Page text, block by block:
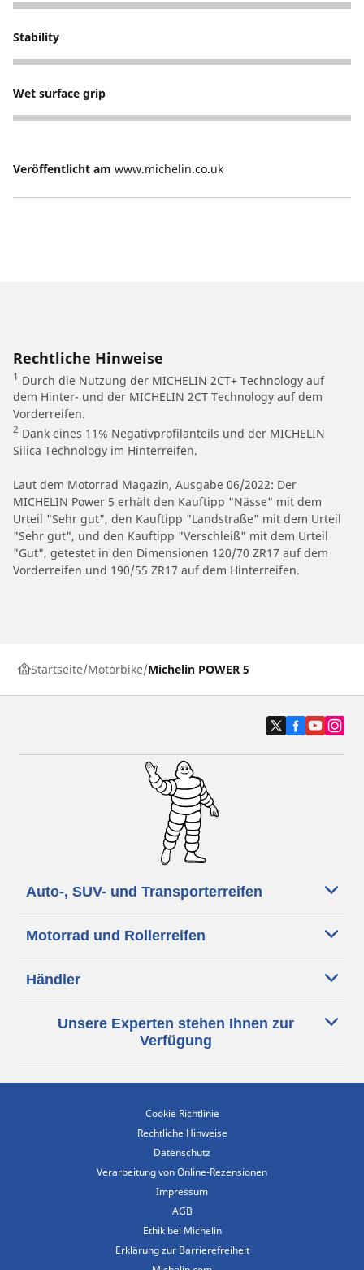
5
Stability
5
Wet surface grip
5
Veröffentlicht am www.michelin.co.uk
Rechtliche Hinweise
1 Durch die Nutzung der MICHELIN 2CT+ Technology auf
dem Hinter- und der MICHELIN 2CT Technology auf dem
Vorderreifen.
2 Dank eines 11% Negativprofilanteils und der MICHELIN
Silica Technology im Hinterreifen.
Laut dem Motorrad Magazin, Ausgabe 06/2022: Der
MICHELIN Power 5 erhält den Kauftipp "Nässe" mit dem
Urteil "Sehr gut", den Kauftipp "Landstraße" mit dem Urteil
"Sehr gut", und den Kauftipp "Verschleiß" mit dem Urteil
"Gut", getestet in den Dimensionen 120/70 ZR17 auf dem
Vorderreifen und 190/55 ZR17 auf dem Hinterreifen.
Startseite Motorbike Michelin POWER 5
Auto-, SUV- und Transporterreifen
Motorrad und Rollerreifen
Händler
Unsere Experten stehen Ihnen zur
Verfügung
Cookie Richtlinie
Rechtliche Hinweise
Datenschutz
Verarbeitung von Online-Rezensionen
Impressum
AGB
Ethik bei Michelin
Erklärung zur Barrierefreiheit